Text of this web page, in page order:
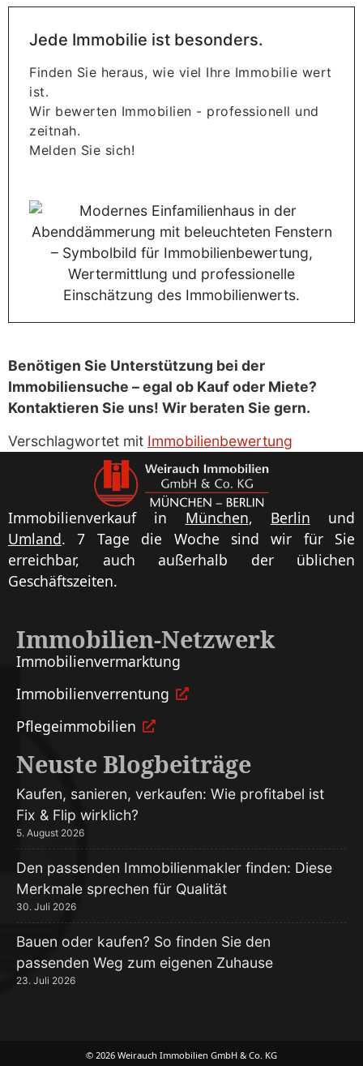
Jede Immobilie ist besonders.
Finden Sie heraus, wie viel Ihre Immobilie wert
ist.
Wir bewerten Immobilien - professionell und
zeitnah.
Melden Sie sich!
Benötigen Sie Unterstützung bei der
Immobiliensuche – egal ob Kauf oder Miete?
Kontaktieren Sie uns! Wir beraten Sie gern.
Verschlagwortet mit Immobilienbewertung
Immobilienverkauf in München, Berlin und
Umland. 7 Tage die Woche sind wir für Sie
erreichbar, auch außerhalb der üblichen
Geschäftszeiten.
Immobilien-Netzwerk
Immobilien­vermarktung
Immobilien­verrentung
Pflege­immobilien
Neuste Blogbeiträge
Kaufen, sanieren, verkaufen: Wie profitabel ist
Fix & Flip wirklich?
5. August 2026
Den passenden Immobilienmakler finden: Diese
Merkmale sprechen für Qualität
30. Juli 2026
Bauen oder kaufen? So finden Sie den
passenden Weg zum eigenen Zuhause
23. Juli 2026
© 2026 Weirauch Immobilien GmbH & Co. KG